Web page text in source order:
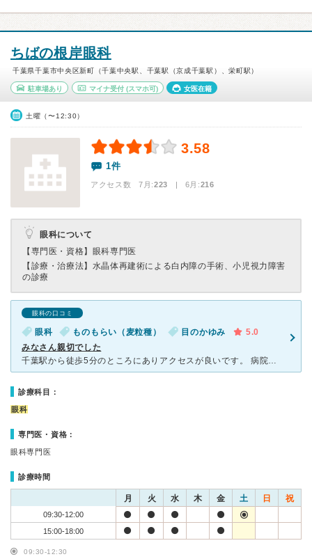
ちばの根岸眼科
千葉県千葉市中央区新町（千葉中央駅、千葉駅（京成千葉駅）、栄町駅）
駐車場あり マイナ受付(スマホ可) 女医在籍
土曜（〜12:30）
3.58
1件
アクセス数 7月:223 | 6月:216
眼科について
【専門医・資格】 眼科専門医
【診療・治療法】 水晶体再建術による白内障の手術、小児視力障害
の診療
眼科の口コミ
眼科 ものもらい（麦粒種） 目のかゆみ
5.0
みなさん親切でした
千葉駅から徒歩5分のところにありアクセスが良いです。 病院の前に3台ほど駐車スペースもあります。 ものもらいがひどくなってしまい、急遽受診しました。 診察は受付順で、待ち時間が長くなる場合は一度
診療科目：
眼科
専門医・資格：
眼科専門医
診療時間
月 火 水 木 金 土 日 祝
09:30-12:00
15:00-18:00
09:30-12:30